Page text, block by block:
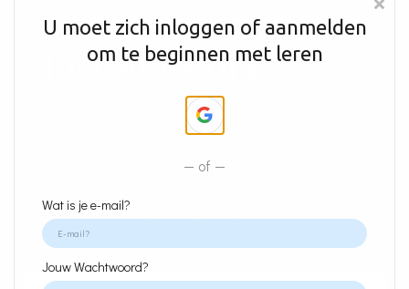
AI power voor
installateurs
Met de Chapter AI Assistent zijn installateurs
beter uitgerust om het steeds complexer wordend
werk nauwkeurig en efficiënt uit te voeren.
Ontdek de Chapter Assistent
U moet zich inloggen of aanmelden
om te beginnen met leren
of
Wat is je e-mail?
Jouw Wachtwoord?